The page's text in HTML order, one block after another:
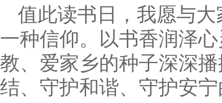
值此读书日，我愿与
一种信仰。以书香润泽
教、爱家乡的种子深深
结、守护和谐、守护安